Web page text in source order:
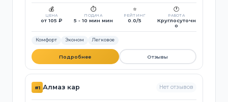
💰
ЦЕНА
от 105 ₽
⏱️
ПОДАЧА
5 - 10 мин мин
⭐
РЕЙТИНГ
0.0/5
🕐
РАБОТА
Круглосуточн
о
Комфорт Эконом Легковое
Подробнее Отзывы
#1 Алмаз кар Нет отзывов